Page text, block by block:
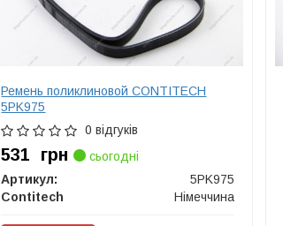
Ремень поликлиновой CONTITECH
5PK975
0 відгуків
531 грн
сьогодні
Артикул:
5PK975
Contitech
Німеччина